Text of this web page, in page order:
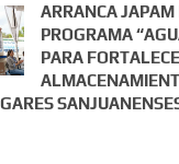
3
,
2
0
i
o
2
ARRANCA JAPAM
PROGRAMA
PARA